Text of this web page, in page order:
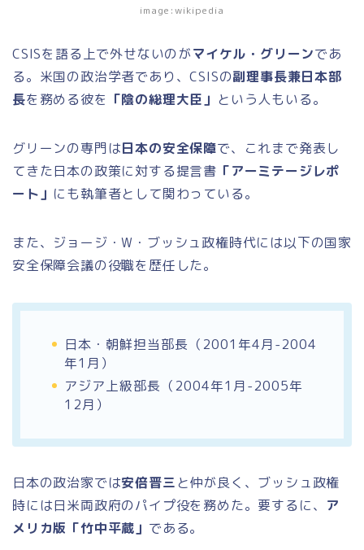
image:wikipedia
CSISを語る上で外せないのがマイケル・グリーンであ
る。米国の政治学者であり、CSISの副理事長兼日本部
長を務める彼を 「陰の総理大臣」 という人もいる。
グリーンの専門は日本の安全保障で、これまで発表し
てきた日本の政策に対する提言書 「アーミテージレポ
ート」 にも執筆者として関わっている。
また、ジョージ・W・ブッシュ政権時代には以下の国家
安全保障会議の役職を歴任した。
日本・朝鮮担当部長（2001年4月-2004
年1月）
アジア上級部長（2004年1月-2005年
12月）
日本の政治家では安倍晋三と仲が良く、ブッシュ政権
時には日米両政府のパイプ役を務めた。要するに、 ア
メリカ版「竹中平蔵」 である。